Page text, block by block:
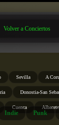
Volver a Conciertos
Sevilla A
Donostia-San
Cuenca Albacete
Indie Punk